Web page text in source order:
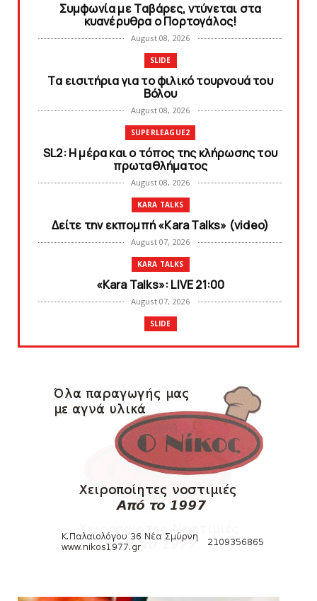
Συμφωνία με Tαβάρες, ντύνεται στα
κυανέρυθρα ο Πορτογάλος!
August 08, 2026
SLIDE
Tα εισιτήρια για το φιλικό τουρνουά του
Bόλου
August 08, 2026
SUPERLEAGUE2
SL2: Η μέρα και ο τόπος της κλήρωσης του
πρωταθλήματος
August 08, 2026
KARA TALKS
Δείτε την εκπομπή «Kara Talks» (video)
August 07, 2026
KARA TALKS
«Kara Talks»: LIVE 21:00
August 07, 2026
SLIDE
Κύπελλο: Την Τετάρτη 19 Αυγούστου το Νίκη
SLIDE
Πανιώνιος: O άξονας που «γεμίζει»
ποιότητα και εμπειρία!
August 07, 2026
KARA TALKS
«Kara Talks» LIVE: Παρασκευή στις 21:00
August 06, 2026
Bόλεϊ Γυναικών: Εξαντλήθηκαν τα διαρκείας